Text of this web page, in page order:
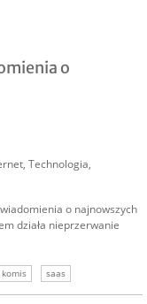
o
, Technologia,
o najnowszych
działa nieprzerwanie
komis
saas